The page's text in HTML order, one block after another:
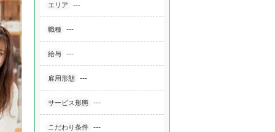
エリア ---
職種 ---
給与 ---
雇用形態 ---
サービス形態 ---
こだわり条件 ---